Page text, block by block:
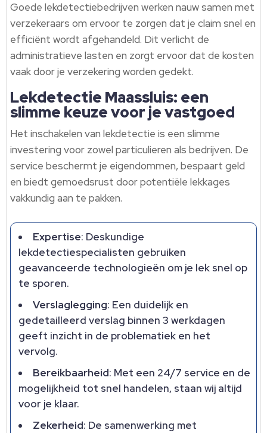
Goede lekdetectiebedrijven werken nauw samen met
verzekeraars om ervoor te zorgen dat je claim snel en
efficiënt wordt afgehandeld. Dit verlicht de
administratieve lasten en zorgt ervoor dat de kosten
vaak door je verzekering worden gedekt.
Lekdetectie Maassluis: een
slimme keuze voor je vastgoed
Het inschakelen van lekdetectie is een slimme
investering voor zowel particulieren als bedrijven. De
service beschermt je eigendommen, bespaart geld
en biedt gemoedsrust door potentiële lekkages
vakkundig aan te pakken.
Expertise: Deskundige
lekdetectiespecialisten gebruiken
geavanceerde technologieën om je lek snel op
te sporen.
Verslaglegging: Een duidelijk en
gedetailleerd verslag binnen 3 werkdagen
geeft inzicht in de problematiek en het
vervolg.
Bereikbaarheid: Met een 24/7 service en de
mogelijkheid tot snel handelen, staan wij altijd
voor je klaar.
Zekerheid: De samenwerking met